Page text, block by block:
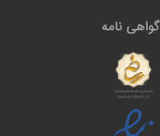
گواهی نامه